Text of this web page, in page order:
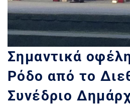
Σημαντικά
Ρόδο από το
Συνέδριο